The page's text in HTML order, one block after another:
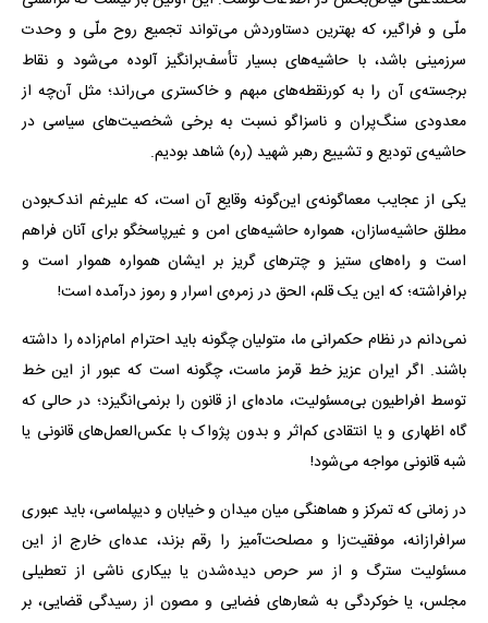
ترمیم جای زخم، بخیه و سوختگی
فقط در 3 هفته!!😍
کلیک کن!
محمدعلی فیاض‌بخش در اطلاعات نوشت: این اولین بار نیست که مراسمی
سرزمینی باشد، با حاشیه‌های بسیار تأسف‌برانگیز آلوده می‌شود و نقاط
برجسته‌ی آن را به کورنقطه‌های مبهم و خاکستری می‌راند؛ مثل آن‌چه از
معدودی سنگ‌پران و ناسزاگو نسبت به برخی شخصیت‌های سیاسی در
حاشیه‌ی تودیع و تشییع رهبر شهید (ره) شاهد بودیم.
یکی از عجایب معماگونه‌ی این‌گونه وقایع آن است، که علیرغم اندک‌بودن
مطلق حاشیه‌سازان، همواره حاشیه‌های امن و غیرپاسخگو برای آنان فراهم
است و راه‌های ستیز و چترهای گریز بر ایشان همواره هموار است و
برافراشته؛ که این یک قلم، الحق در زمره‌ی اسرار و رموز درآمده است!
باشند. اگر ایران عزیز خط قرمز ماست، چگونه است که عبور از این خط
توسط افراطیون بی‌مسئولیت، ماده‌ای از قانون را برنمی‌انگیزد؛ در حالی که
گاه اظهاری و یا انتقادی کم‌اثر و بدون پژواک با عکس‌العمل‌های قانونی یا
شبه قانونی مواجه می‌شود!